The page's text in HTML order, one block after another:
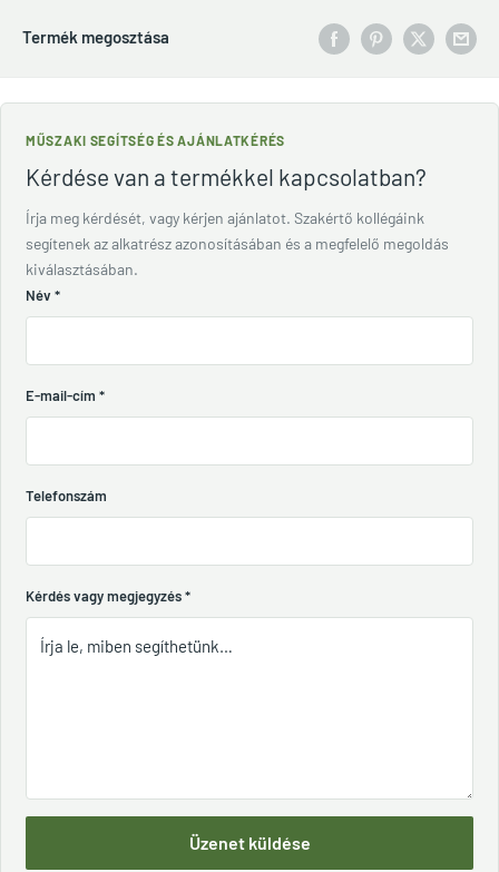
Termék megosztása
MŰSZAKI SEGÍTSÉG ÉS AJÁNLATKÉRÉS
Kérdése van a termékkel kapcsolatban?
Írja meg kérdését, vagy kérjen ajánlatot. Szakértő kollégáink
segítenek az alkatrész azonosításában és a megfelelő megoldás
kiválasztásában.
Név *
E-mail-cím *
Telefonszám
Kérdés vagy megjegyzés*
Üzenet küldése